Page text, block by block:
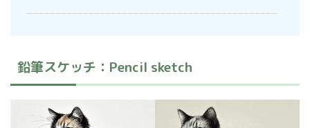
鉛筆スケッチ：Pencil sketch